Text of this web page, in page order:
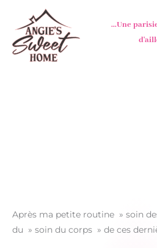
contenu
...Une
Après ma petite routine » soin
du » soin du corps » de ces